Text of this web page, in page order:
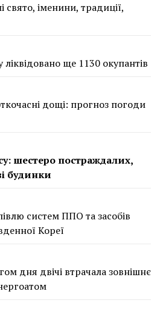
свято, іменини, традиції,
ліквідовано ще 1130 окупантів
дощі: прогноз погоди
шестеро постраждалих,
будинки
систем ППО та засобів
Кореї
дня двічі втрачала зовнішнє